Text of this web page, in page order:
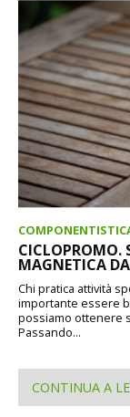
CICLOPROMO.
MAGNETICA
Chi pratica attività
importante essere
possiamo ottenere
Passando...
CONTINUA A